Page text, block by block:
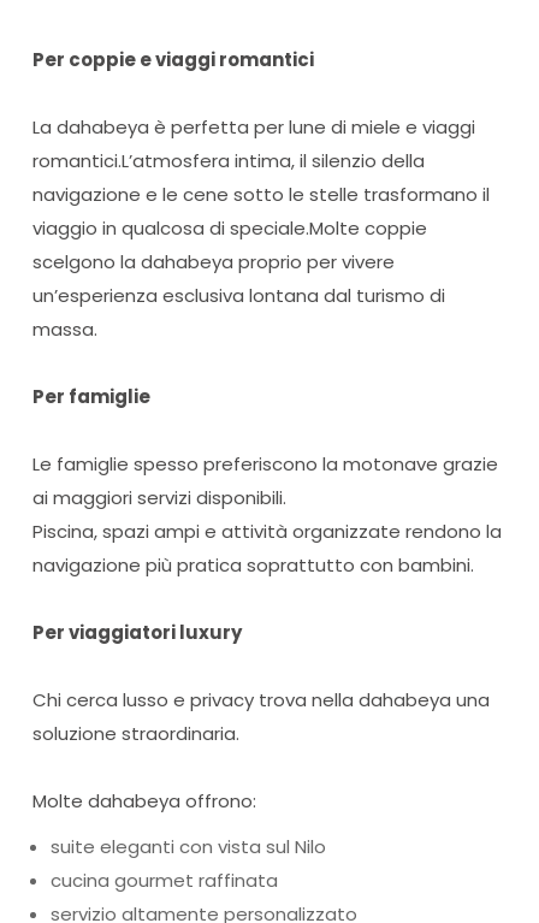
Per coppie e viaggi romantici
La dahabeya è perfetta per lune di miele e viaggi
romantici.L’atmosfera intima, il silenzio della
navigazione e le cene sotto le stelle trasformano il
viaggio in qualcosa di speciale.Molte coppie
scelgono la dahabeya proprio per vivere
un’esperienza esclusiva lontana dal turismo di
massa.
Per famiglie
Le famiglie spesso preferiscono la motonave grazie
ai maggiori servizi disponibili.
Piscina, spazi ampi e attività organizzate rendono la
navigazione più pratica soprattutto con bambini.
Per viaggiatori luxury
Chi cerca lusso e privacy trova nella dahabeya una
soluzione straordinaria.
Molte dahabeya offrono:
suite eleganti con vista sul Nilo
cucina gourmet raffinata
servizio altamente personalizzato